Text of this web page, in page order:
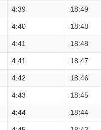
4:39 18:49
4:40 18:48
4:41 18:48
4:41 18:47
4:42 18:46
4:43 18:45
4:44 18:44